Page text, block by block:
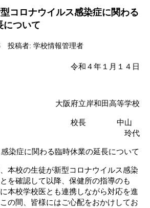
型コロナウイルス感染症に関わる
について
投稿者: 学校情報管理者
令和４年１月１４日
岸和田高等学校
中山
玲代
染症に関わる臨時休業の延長について
本校の生徒が新型コロナウイルス感染
を確認して以降、保健所の指導のも
本校学校医とも連携しながら対応を進
の間、皆様にはご心配をおかけしてお